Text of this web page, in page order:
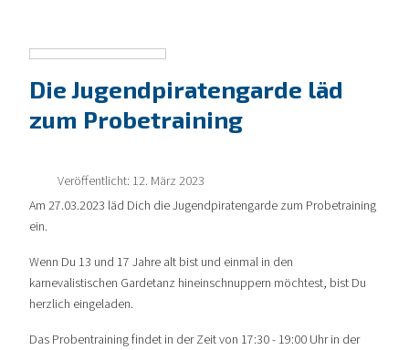
Die Jugendpiratengarde läd
zum Probetraining
Veröffentlicht: 12. März 2023
Am 27.03.2023 läd Dich die Jugendpiratengarde zum Probetraining
ein.
Wenn Du 13 und 17 Jahre alt bist und einmal in den
karnevalistischen Gardetanz hineinschnuppern möchtest, bist Du
herzlich eingeladen.
Das Probentraining findet in der Zeit von 17:30 - 19:00 Uhr in der